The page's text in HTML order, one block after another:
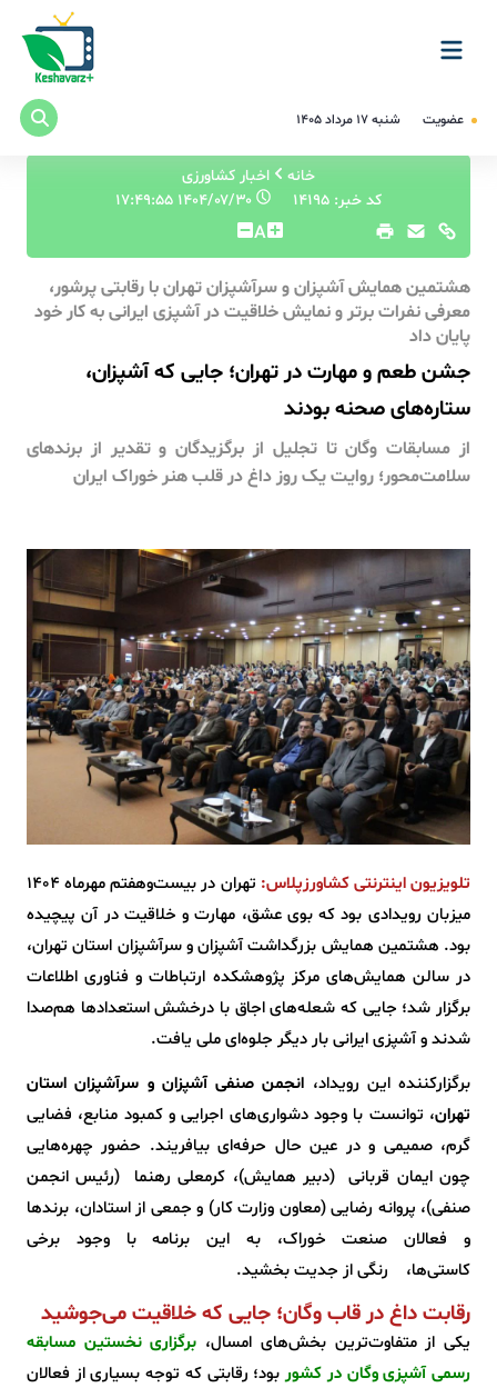
عضویت شنبه ۱۷ مرداد ۱۴۰۵
خانه
اخبار کشاورزی
کد خبر: 14195
۱۴۰۴/۰۷/۳۰ ۱۷:۴۹:۵۵
A
هشتمین همایش آشپزان و سرآشپزان تهران با رقابتی پرشور،
معرفی نفرات برتر و نمایش خلاقیت در آشپزی ایرانی به کار خود
پایان داد
جشن طعم و مهارت در تهران؛ جایی که آشپزان،
ستاره‌های صحنه بودند
از مسابقات وگان تا تجلیل از برگزیدگان و تقدیر از برندهای
سلامت‌محور؛ روایت یک روز داغ در قلب هنر خوراک ایران
تلویزیون اینترنتی کشاورزپلاس:
تهران در بیست‌وهفتم مهرماه ۱۴۰۴
میزبان رویدادی بود که بوی عشق، مهارت و خلاقیت در آن پیچیده
بود. هشتمین همایش بزرگداشت آشپزان و سرآشپزان استان تهران،
در سالن همایش‌های مرکز پژوهشکده ارتباطات و فناوری اطلاعات
برگزار شد؛ جایی که شعله‌های اجاق با درخشش استعدادها هم‌صدا
شدند و آشپزی ایرانی بار دیگر جلوه‌ای ملی یافت.
برگزارکننده این رویداد، انجمن صنفی آشپزان و سرآشپزان استان
تهران، توانست با وجود دشواری‌های اجرایی و کمبود منابع، فضایی
گرم، صمیمی و در عین حال حرفه‌ای بیافریند. حضور چهره‌هایی
چون ایمان قربانی (دبیر همایش)، کرمعلی رهنما (رئیس انجمن
صنفی)، پروانه رضایی (معاون وزارت کار) و جمعی از استادان، برندها
و فعالان صنعت خوراک، به این برنامه با وجود برخی
کاستی‌ها، رنگی از جدیت بخشید.
رقابت داغ در قاب وگان؛ جایی که خلاقیت می‌جوشید
یکی از متفاوت‌ترین بخش‌های امسال، برگزاری نخستین مسابقه
رسمی آشپزی وگان در کشوربود؛ رقابتی که توجه بسیاری از فعالان